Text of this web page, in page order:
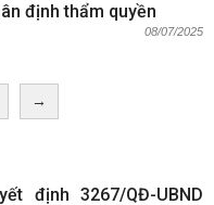
định thẩm quyền
08/07/2025
→
định 3267/QĐ-UBND